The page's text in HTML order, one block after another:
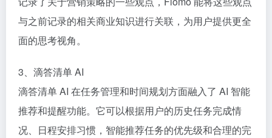
与之前记录的相关商业知识进行关联，为用户提供更全
面的思考视角。​
3、滴答清单 AI​
滴答清单 AI 在任务管理和时间规划方面融入了 AI 智能
推荐和提醒功能。它可以根据用户的历史任务完成情
况、日程安排习惯，智能推荐任务的优先级和合理的完